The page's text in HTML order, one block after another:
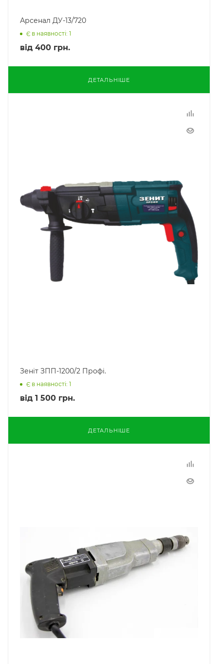
Арсенал ДУ-13/720
Є в наявності: 1
від 400 грн.
ДЕТАЛЬНІШЕ
Зеніт ЗПП-1200/2 Профі.
Є в наявності: 1
від 1 500 грн.
ДЕТАЛЬНІШЕ